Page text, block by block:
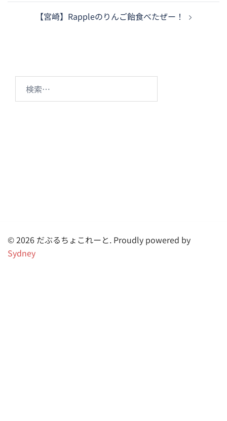
ョ
【宮崎】Rappleのりんご飴食べたぜー！
© 2026 だぶるちょこれーと. Proudly powered by
Sydney